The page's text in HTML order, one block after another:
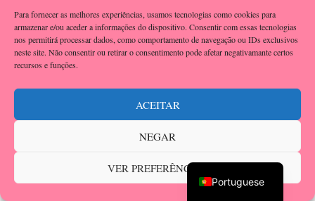
Para fornecer as melhores experiências, usamos tecnologias como cookies para
armazenar e/ou aceder a informações do dispositivo. Consentir com essas tecnologias
nos permitirá processar dados, como comportamento de navegação ou IDs exclusivos
neste site. Não consentir ou retirar o consentimento pode afetar negativamante certos
recursos e funções.
ACEITAR
NEGAR
VER PREFERÊNCIAS
para o corpo humano”. Este parque oferece uma
variedade de espaços verdes, lagos serenos e áreas
de lazer para os moradores locais e visitantes
desfrutarem.
Fontserè contou com a colaboração de quem?
Antoni Gaudí, claro, que interveio no projeto da
Cascata Monumental, um dos pontos principais do
Portuguese